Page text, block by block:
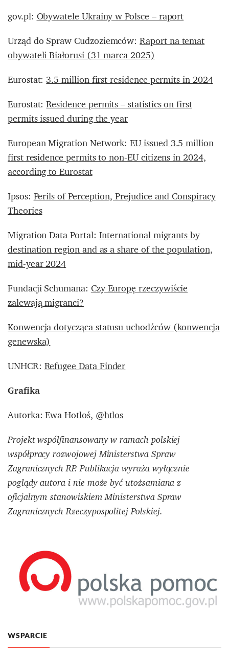
gov.pl:Obywatele Ukrainy w Polsce – raport
Urząd do Spraw Cudzoziemców:Raport na temat
obywateli Białorusi (31 marca 2025)
Eurostat:3.5 million first residence permits in 2024
Eurostat:Residence permits – statistics on first
permits issued during the year
European Migration Network:EU issued 3.5 million
first residence permits to non-EU citizens in 2024,
according to Eurostat
Ipsos:Perils of Perception, Prejudice and Conspiracy
Theories
Migration Data Portal:International migrants by
destination region and as a share of the population,
mid-year 2024
Fundacji Schumana:Czy Europę rzeczywiście
zalewają migranci?
Konwencja dotycząca statusu uchodźców (konwencja
genewska)
UNHCR:Refugee Data Finder
Grafika
Autorka: Ewa Hotloś,@htlos
Projekt współfinansowany w ramach polskiej
współpracy rozwojowej Ministerstwa Spraw
Zagranicznych RP. Publikacja wyraża wyłącznie
poglądy autora i nie może być utożsamiana z
oficjalnym stanowiskiem Ministerstwa Spraw
Zagranicznych Rzeczypospolitej Polskiej.
WSPARCIE